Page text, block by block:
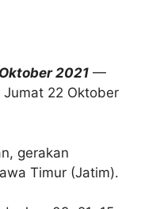
2021 —
22 Oktober
gerakan
Timur (Jatim).